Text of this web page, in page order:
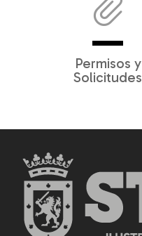
Permisos y
Solicitudes